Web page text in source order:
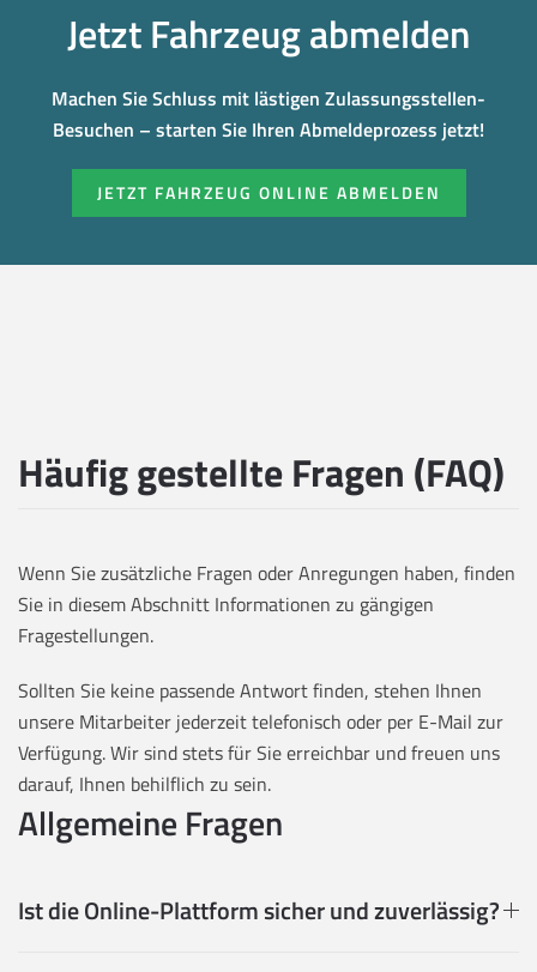
Jetzt Fahrzeug abmelden
Machen Sie Schluss mit lästigen Zulassungsstellen-
Besuchen – starten Sie Ihren Abmeldeprozess jetzt!
JETZT FAHRZEUG ONLINE ABMELDEN
Häufig gestellte Fragen (FAQ)
Wenn Sie zusätzliche Fragen oder Anregungen haben, finden
Sie in diesem Abschnitt Informationen zu gängigen
Fragestellungen.
Sollten Sie keine passende Antwort finden, stehen Ihnen
unsere Mitarbeiter jederzeit telefonisch oder per E-Mail zur
Verfügung. Wir sind stets für Sie erreichbar und freuen uns
darauf, Ihnen behilflich zu sein.
Allgemeine Fragen
Ist die Online-Plattform sicher und zuverlässig?